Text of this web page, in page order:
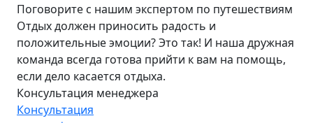
Поговорите с нашим экспертом по путешествиям
Отдых должен приносить радость и
положительные эмоции? Это так! И наша дружная
команда всегда готова прийти к вам на помощь,
если дело касается отдыха.
Консультация менеджера
Консультация